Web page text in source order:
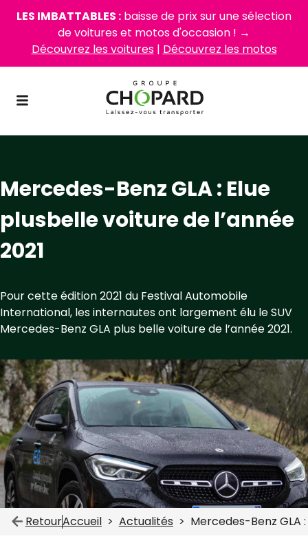
LES IMBATTABLES : baisse de prix sur une sélection
de voitures et motos d'occasion ! →
Découvrez les voitures| Découvrez les motos
Mercedes-Benz GLA : Elue
plusbelle voiture de l’année
2021
Pour cette édition 2021 du Festival Automobile
International, les internautes ont largement élu le SUV
Mercedes-Benz GLA plus belle voiture de l’année 2021.
RetourAccueil Actualités Mercedes-Benz